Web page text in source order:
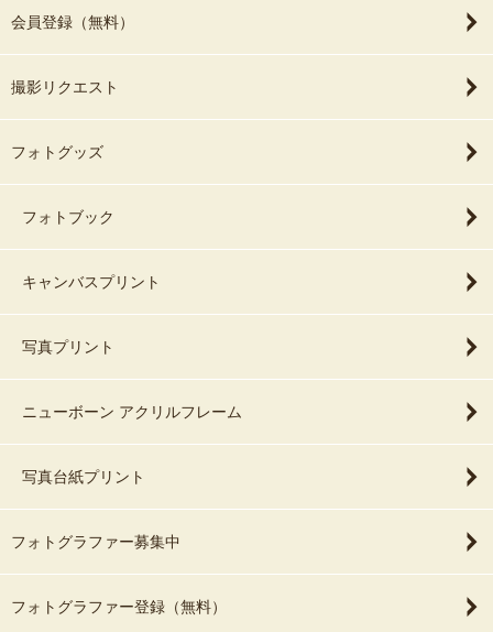
会員登録（無料）
撮影リクエスト
フォトグッズ
フォトブック
キャンバスプリント
写真プリント
ニューボーン アクリルフレーム
写真台紙プリント
フォトグラファー募集中
フォトグラファー登録（無料）